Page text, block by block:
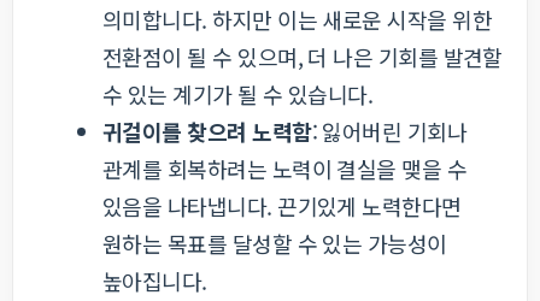
의미합니다. 하지만 이는 새로운 시작을 위한
전환점이 될 수 있으며, 더 나은 기회를 발견할
수 있는 계기가 될 수 있습니다.
귀걸이를 찾으려 노력함: 잃어버린 기회나
관계를 회복하려는 노력이 결실을 맺을 수
있음을 나타냅니다. 끈기있게 노력한다면
원하는 목표를 달성할 수 있는 가능성이
높아집니다.